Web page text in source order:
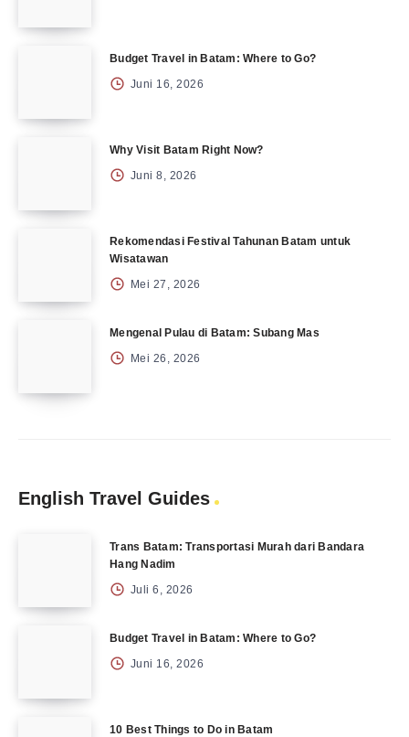
Budget Travel in Batam: Where to Go?
Juni 16, 2026
Why Visit Batam Right Now?
Juni 8, 2026
Rekomendasi Festival Tahunan Batam untuk
Wisatawan
Mei 27, 2026
Mengenal Pulau di Batam: Subang Mas
Mei 26, 2026
English Travel Guides
Trans Batam: Transportasi Murah dari Bandara
Hang Nadim
Juli 6, 2026
Budget Travel in Batam: Where to Go?
Juni 16, 2026
10 Best Things to Do in Batam